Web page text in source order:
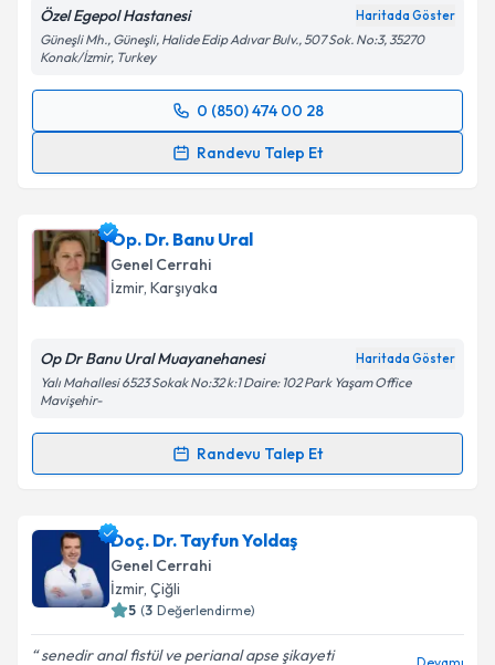
Özel Egepol Hastanesi Haritada Göster
Güneşli Mh., Güneşli, Halide Edip Adıvar Bulv., 507 Sok. No:3, 35270
Konak/İzmir, Turkey
0 (850) 474 00 28
Randevu Talep Et
Randevu Takvimi Talebi
için bir takvim hazırlandığında e-posta ile
bilgilendireceğiz.
E-posta Adresiniz
Metni'ni okudum ve kişisel verilerimin belirtilen
kapsamda işlenmesini kabul ediyorum.
Takvim Talebini Gönder
Op. Dr. Banu Ural
Genel Cerrahi
İzmir, Karşıyaka
Op Dr Banu Ural Muayanehanesi Haritada Göster
Yalı Mahallesi 6523 Sokak No:32 k:1 Daire: 102 Park Yaşam Office
Mavişehir-
Randevu Talep Et
Randevu Takvimi Talebi
Op. Dr. Banu Uraliçin randevu takvimi talebi
oluşturun. Size bu uzmandan randevu almanız için bir
takvim hazırlandığında e-posta ile bilgilendireceğiz.
Doç. Dr. Tayfun Yoldaş
Genel Cerrahi
İzmir, Çiğli
5 (3 Değerlendirme)
senedir anal fistül ve perianal apse şikayeti